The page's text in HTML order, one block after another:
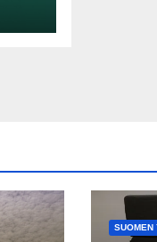
SUOMEN